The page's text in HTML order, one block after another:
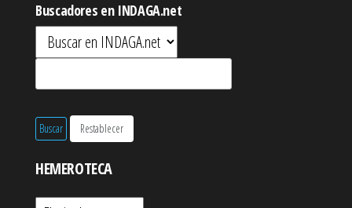
Buscadores en INDAGA.net
HEMEROTECA